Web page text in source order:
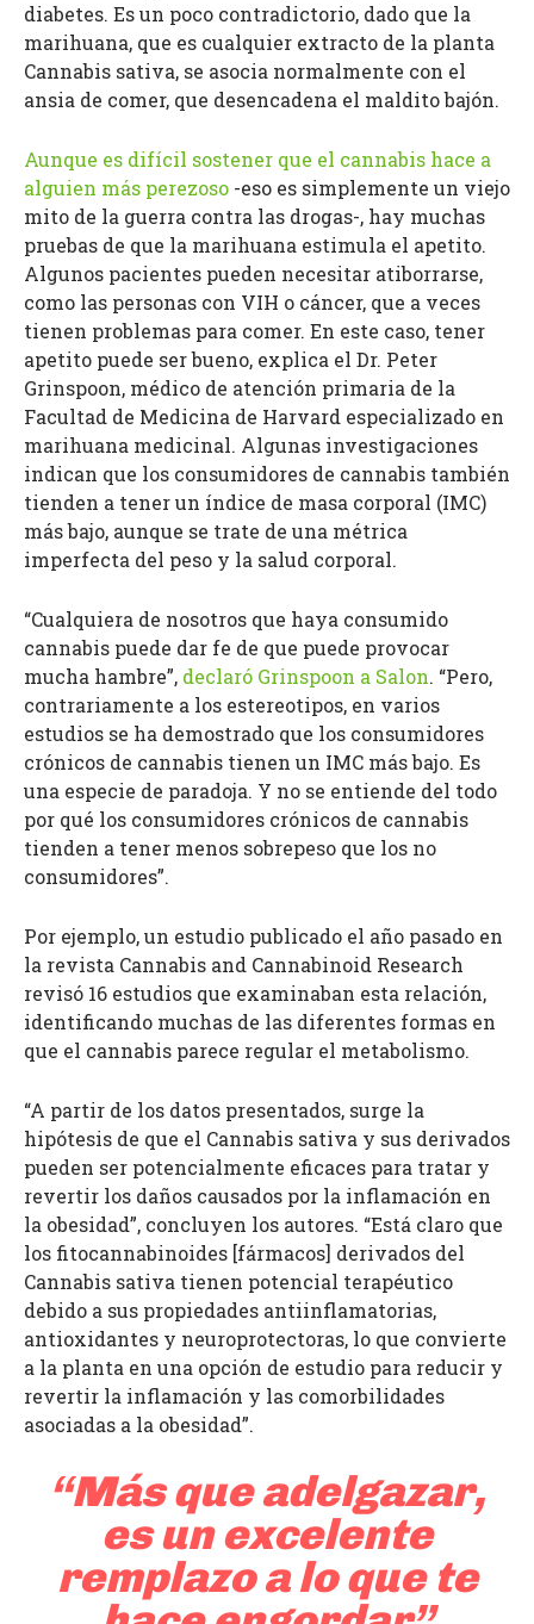
diabetes. Es un poco contradictorio, dado que la
marihuana, que es cualquier extracto de la planta
Cannabis sativa, se asocia normalmente con el
ansia de comer, que desencadena el maldito bajón.
Aunque es difícil sostener que el cannabis hace a
alguien más perezoso -eso es simplemente un viejo
mito de la guerra contra las drogas-, hay muchas
pruebas de que la marihuana estimula el apetito.
Algunos pacientes pueden necesitar atiborrarse,
como las personas con VIH o cáncer, que a veces
tienen problemas para comer. En este caso, tener
apetito puede ser bueno, explica el Dr. Peter
Grinspoon, médico de atención primaria de la
Facultad de Medicina de Harvard especializado en
marihuana medicinal. Algunas investigaciones
indican que los consumidores de cannabis también
tienden a tener un índice de masa corporal (IMC)
más bajo, aunque se trate de una métrica
imperfecta del peso y la salud corporal.
“Cualquiera de nosotros que haya consumido
cannabis puede dar fe de que puede provocar
mucha hambre”, declaró Grinspoon a Salon. “Pero,
contrariamente a los estereotipos, en varios
estudios se ha demostrado que los consumidores
crónicos de cannabis tienen un IMC más bajo. Es
una especie de paradoja. Y no se entiende del todo
por qué los consumidores crónicos de cannabis
tienden a tener menos sobrepeso que los no
consumidores”.
Por ejemplo, un estudio publicado el año pasado en
la revista Cannabis and Cannabinoid Research
revisó 16 estudios que examinaban esta relación,
identificando muchas de las diferentes formas en
que el cannabis parece regular el metabolismo.
“A partir de los datos presentados, surge la
hipótesis de que el Cannabis sativa y sus derivados
pueden ser potencialmente eficaces para tratar y
revertir los daños causados por la inflamación en
la obesidad”, concluyen los autores. “Está claro que
los fitocannabinoides [fármacos] derivados del
Cannabis sativa tienen potencial terapéutico
debido a sus propiedades antiinflamatorias,
antioxidantes y neuroprotectoras, lo que convierte
a la planta en una opción de estudio para reducir y
revertir la inflamación y las comorbilidades
asociadas a la obesidad”.
“Más que adelgazar,
es un excelente
remplazo a lo que te